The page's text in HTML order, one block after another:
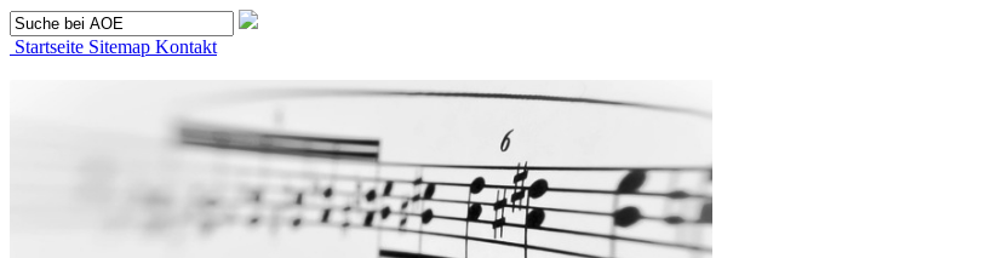
Startseite Sitemap Kontakt